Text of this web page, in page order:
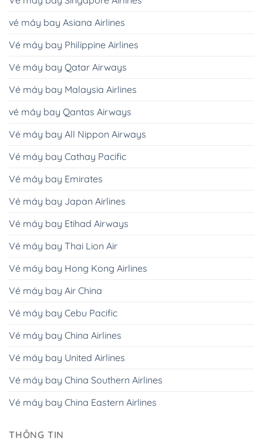
vé máy bay Asiana Airlines
Vé máy bay Philippine Airlines
Vé máy bay Qatar Airways
Vé máy bay Malaysia Airlines
vé máy bay Qantas Airways
Vé máy bay All Nippon Airways
Vé máy bay Cathay Pacific
Vé máy bay Emirates
Vé máy bay Japan Airlines
Vé máy bay Etihad Airways
Vé máy bay Thai Lion Air
Vé máy bay Hong Kong Airlines
Vé máy bay Air China
Vé máy bay Cebu Pacific
Vé máy bay China Airlines
Vé máy bay United Airlines
Vé máy bay China Southern Airlines
Vé máy bay China Eastern Airlines
THÔNG TIN